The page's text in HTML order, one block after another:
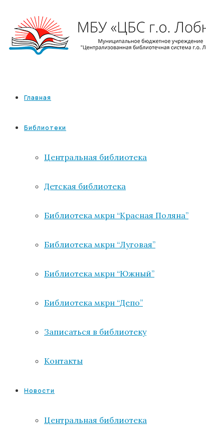
Главная
Библиотеки
Центральная библиотека
Детская библиотека
Библиотека мкрн “Красная Поляна”
Библиотека мкрн “Луговая”
Библиотека мкрн “Южный”
Библиотека мкрн “Депо”
Записаться в библиотеку
Контакты
Новости
Центральная библиотека